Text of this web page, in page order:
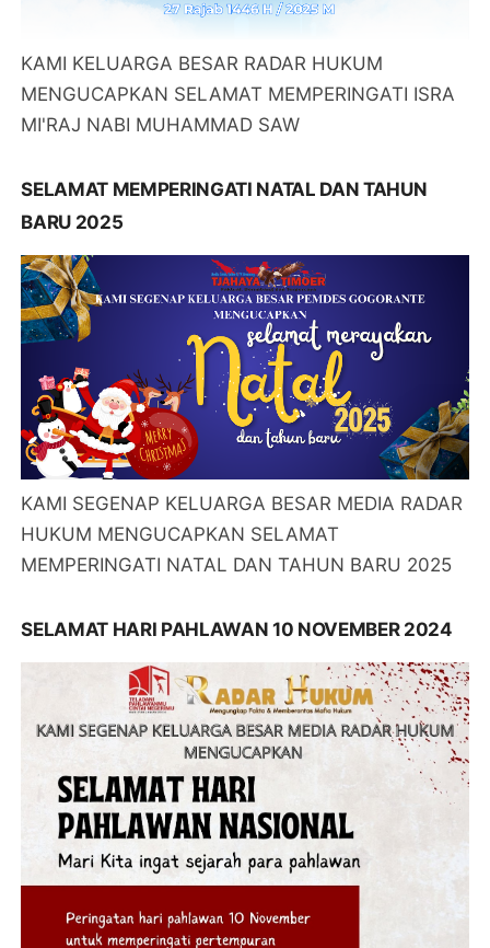
KAMI KELUARGA BESAR RADAR HUKUM
MENGUCAPKAN SELAMAT MEMPERINGATI ISRA
MI'RAJ NABI MUHAMMAD SAW
SELAMAT MEMPERINGATI NATAL DAN TAHUN
BARU 2025
KAMI SEGENAP KELUARGA BESAR MEDIA RADAR
HUKUM MENGUCAPKAN SELAMAT
MEMPERINGATI NATAL DAN TAHUN BARU 2025
SELAMAT HARI PAHLAWAN 10 NOVEMBER 2024